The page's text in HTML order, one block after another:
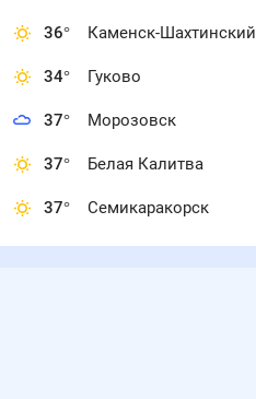
36° Каменск-Шахтинский
34° Гуково
37° Морозовск
37° Белая Калитва
37° Семикаракорск